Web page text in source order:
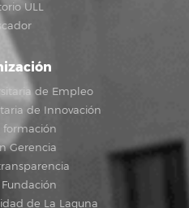
ULL
de Empleo
de Innovación
formación
Gerencia
de La Laguna